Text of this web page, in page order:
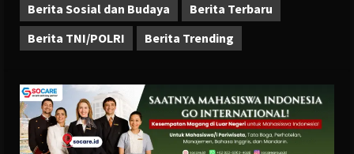
Berita Sosial dan Budaya
Berita Terbaru
Berita TNI/POLRI
Berita Trending